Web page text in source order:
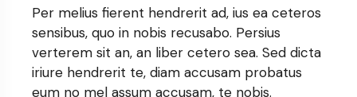
Per melius fierent hendrerit ad, ius ea ceteros
sensibus, quo in nobis recusabo. Persius
verterem sit an, an liber cetero sea. Sed dicta
iriure hendrerit te, diam accusam probatus
eum no mel assum accusam, te nobis.